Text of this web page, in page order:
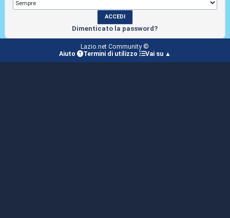
Dimenticato la password?
Lazio.net Community ©
Aiuto
Termini di utilizzo Vai su ▲